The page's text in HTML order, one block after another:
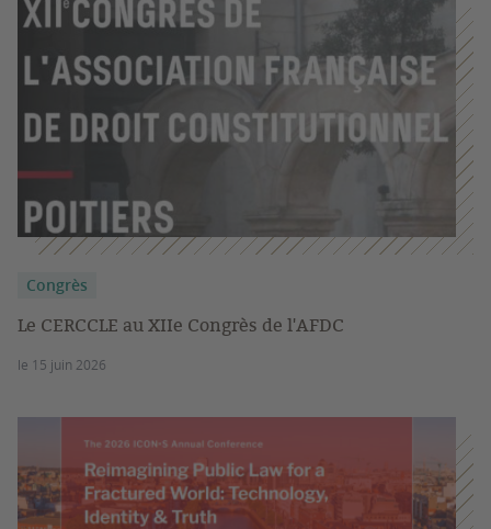
Congrès
Le CERCCLE au XIIe Congrès de l'AFDC
le 15 juin 2026